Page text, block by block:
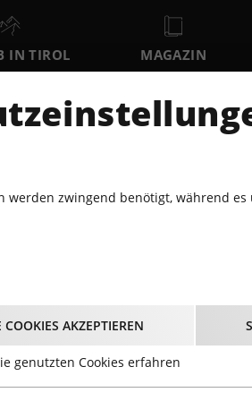
IN TIROL MAGAZIN
SO MO 11
Touren
und
und sorgfältig
werden zwingend benötigt, während
AKZEPTIEREN
genutzten Cookies erfahren